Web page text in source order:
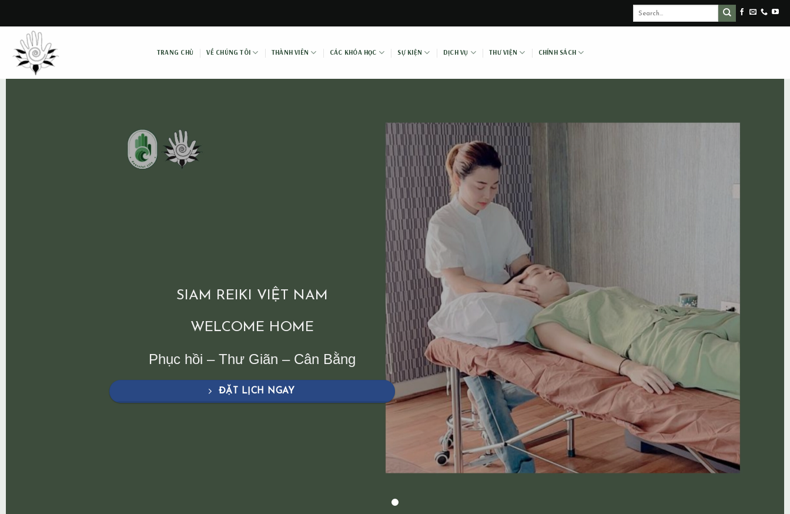
content
TRANG CHỦ VỀ CHÚNG TÔI THÀNH VIÊN CÁC KHÓA HỌC SỰ KIỆN DỊCH VỤ THƯ VIỆN CHÍNH SÁCH
SIAM REIKI VIỆT NAM
WELCOME HOME
Phục hồi – Thư Giãn – Cân Bằng
ĐẶT LỊCH NGAY